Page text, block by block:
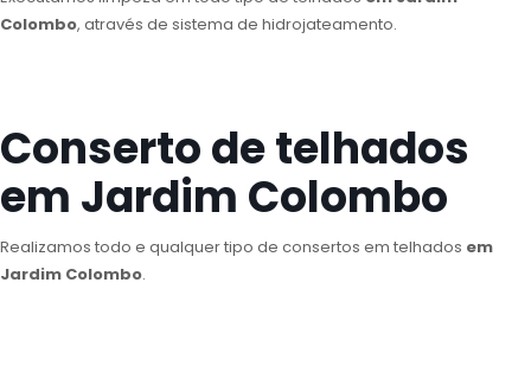
Colombo, através de sistema de hidrojateamento.
Conserto de telhados
em Jardim Colombo
Realizamos todo e qualquer tipo de consertos em telhados em
Jardim Colombo.